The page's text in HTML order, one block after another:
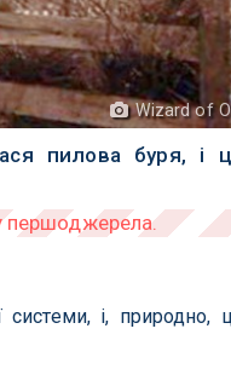
Wizard of
пилова буря, і
і, природно,